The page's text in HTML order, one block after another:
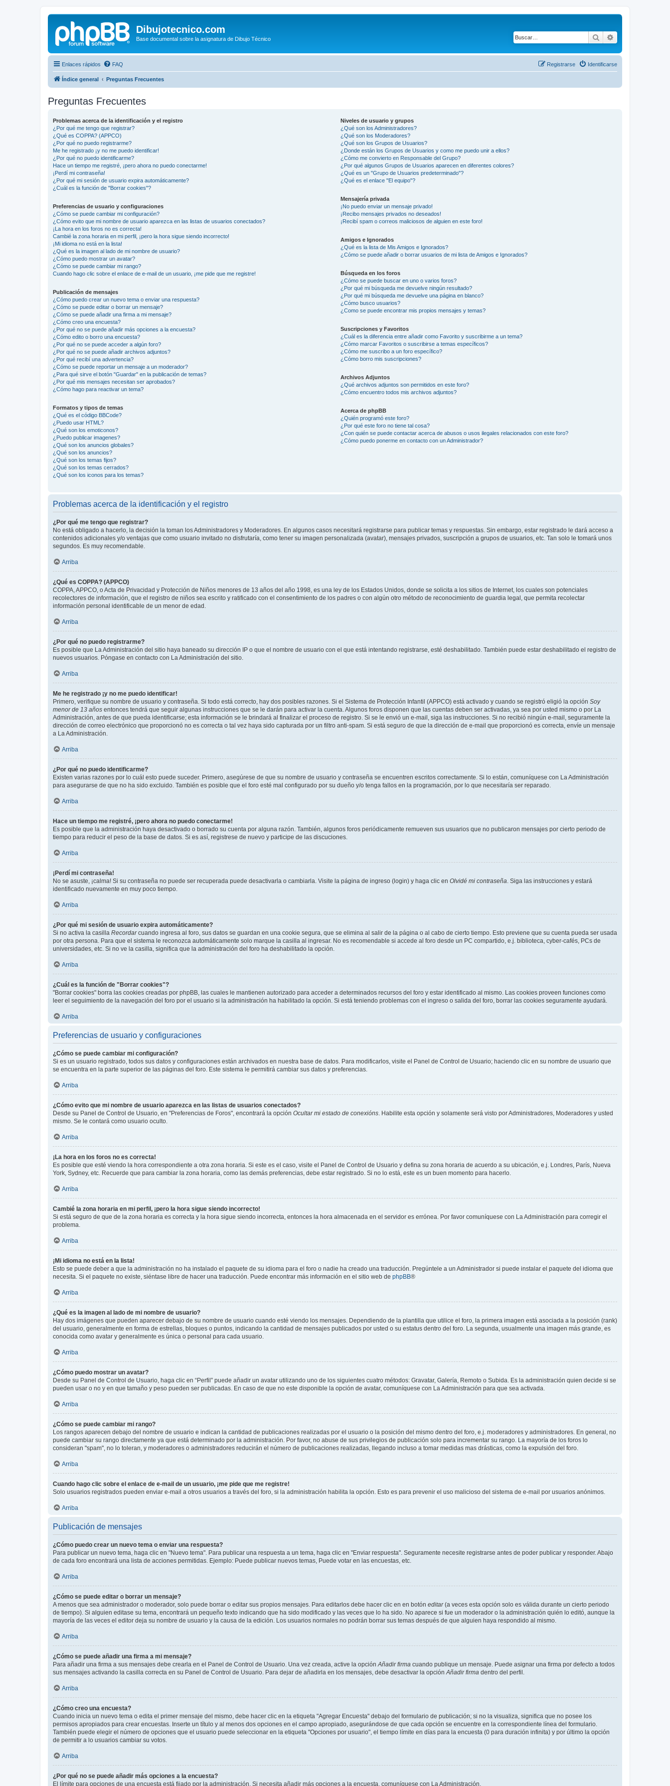
Dibujotecnico.com
Base documental sobre la asignatura de Dibujo Técnico Buscar
Enlaces rápidos FAQ Identificarse
Registrarse
Índice general Preguntas Frecuentes
Preguntas Frecuentes
Problemas acerca de la identificación y el registro
¿Por qué me tengo que registrar?
¿Qué es COPPA? (APPCO)
¿Por qué no puedo registrarme?
Me he registrado ¡y no me puedo identificar!
¿Por qué no puedo identificarme?
Hace un tiempo me registré, ¡pero ahora no puedo conectarme!
¡Perdí mi contraseña!
¿Por qué mi sesión de usuario expira automáticamente?
¿Cuál es la función de "Borrar cookies"?
Preferencias de usuario y configuraciones
¿Cómo se puede cambiar mi configuración?
¿Cómo evito que mi nombre de usuario aparezca en las listas de usuarios conectados?
¡La hora en los foros no es correcta!
Cambié la zona horaria en mi perfil, ¡pero la hora sigue siendo incorrecto!
¡Mi idioma no está en la lista!
¿Qué es la imagen al lado de mi nombre de usuario?
¿Cómo puedo mostrar un avatar?
¿Cómo se puede cambiar mi rango?
Cuando hago clic sobre el enlace de e-mail de un usuario, ¡me pide que me registre!
Publicación de mensajes
¿Cómo puedo crear un nuevo tema o enviar una respuesta?
¿Cómo se puede editar o borrar un mensaje?
¿Cómo se puede añadir una firma a mi mensaje?
¿Cómo creo una encuesta?
¿Por qué no se puede añadir más opciones a la encuesta?
¿Cómo edito o borro una encuesta?
¿Por qué no se puede acceder a algún foro?
¿Por qué no se puede añadir archivos adjuntos?
¿Por qué recibí una advertencia?
¿Cómo se puede reportar un mensaje a un moderador?
¿Para qué sirve el botón "Guardar" en la publicación de temas?
¿Por qué mis mensajes necesitan ser aprobados?
¿Cómo hago para reactivar un tema?
Formatos y tipos de temas
¿Qué es el código BBCode?
¿Puedo usar HTML?
¿Qué son los emoticonos?
¿Puedo publicar imagenes?
¿Qué son los anuncios globales?
¿Qué son los anuncios?
¿Qué son los temas fijos?
¿Qué son los temas cerrados?
¿Qué son los iconos para los temas?
Niveles de usuario y grupos
¿Qué son los Administradores?
¿Qué son los Moderadores?
¿Qué son los Grupos de Usuarios?
¿Donde están los Grupos de Usuarios y como me puedo unir a ellos?
¿Cómo me convierto en Responsable del Grupo?
¿Por qué algunos Grupos de Usuarios aparecen en diferentes colores?
¿Qué es un "Grupo de Usuarios predeterminado"?
¿Qué es el enlace "El equipo"?
Mensajería privada
¡No puedo enviar un mensaje privado!
¡Recibo mensajes privados no deseados!
¡Recibí spam o correos maliciosos de alguien en este foro!
Amigos e Ignorados
¿Qué es la lista de Mis Amigos e Ignorados?
¿Cómo se puede añadir o borrar usuarios de mi lista de Amigos e Ignorados?
Búsqueda en los foros
¿Cómo se puede buscar en uno o varios foros?
¿Por qué mi búsqueda me devuelve ningún resultado?
¿Por qué mi búsqueda me devuelve una página en blanco?
¿Cómo busco usuarios?
¿Como se puede encontrar mis propios mensajes y temas?
Suscripciones y Favoritos
¿Cuál es la diferencia entre añadir como Favorito y suscribirme a un tema?
¿Cómo marcar Favoritos o suscribirse a temas específicos?
¿Cómo me suscribo a un foro específico?
¿Cómo borro mis suscripciones?
Archivos Adjuntos
¿Qué archivos adjuntos son permitidos en este foro?
¿Cómo encuentro todos mis archivos adjuntos?
Acerca de phpBB
¿Quién programó este foro?
¿Por qué este foro no tiene tal cosa?
¿Con quién se puede contactar acerca de abusos o usos ilegales relacionados con este foro?
¿Cómo puedo ponerme en contacto con un Administrador?
Problemas acerca de la identificación y el registro
¿Por qué me tengo que registrar?
No está obligado a hacerlo, la decisión la toman los Administradores y Moderadores. En algunos casos necesitará registrarse para publicar temas y respuestas. Sin embargo, estar registrado le dará acceso a
contenidos adicionales y/o ventajas que como usuario invitado no disfrutaría, como tener su imagen personalizada (avatar), mensajes privados, suscripción a grupos de usuarios, etc. Tan solo le tomará unos
segundos. Es muy recomendable.
Arriba
¿Qué es COPPA? (APPCO)
COPPA, APPCO, o Acta de Privacidad y Protección de Niños menores de 13 años del año 1998, es una ley de los Estados Unidos, donde se solicita a los sitios de Internet, los cuales son potenciales
recolectores de información, que el registro de niños sea escrito y ratificado con el consentimiento de los padres o con algún otro método de reconocimiento de guardia legal, que permita recolectar
información personal identificable de un menor de edad.
Arriba
¿Por qué no puedo registrarme?
Es posible que La Administración del sitio haya baneado su dirección IP o que el nombre de usuario con el que está intentando registrarse, esté deshabilitado. También puede estar deshabilitado el registro de
nuevos usuarios. Póngase en contacto con La Administración del sitio.
Arriba
Me he registrado ¡y no me puedo identificar!
Primero, verifique su nombre de usuario y contraseña. Si todo está correcto, hay dos posibles razones. Si el Sistema de Protección Infantil (APPCO) está activado y cuando se registró eligió la opción Soy
menor de 13 años entonces tendrá que seguir algunas instrucciones que se le darán para activar la cuenta. Algunos foros disponen que las cuentas deben ser activadas, ya sea por usted mismo o por La
Administración, antes de que pueda identificarse; esta información se le brindará al finalizar el proceso de registro. Si se le envió un e-mail, siga las instrucciones. Si no recibió ningún e-mail, seguramente la
dirección de correo electrónico que proporcionó no es correcta o tal vez haya sido capturada por un filtro anti-spam. Si está seguro de que la dirección de e-mail que proporcionó es correcta, envíe un mensaje
a La Administración.
Arriba
¿Por qué no puedo identificarme?
Existen varias razones por lo cuál esto puede suceder. Primero, asegúrese de que su nombre de usuario y contraseña se encuentren escritos correctamente. Si lo están, comuníquese con La Administración
para asegurarse de que no ha sido excluido. También es posible que el foro esté mal configurado por su dueño y/o tenga fallos en la programación, por lo que necesitaría ser reparado.
Arriba
Hace un tiempo me registré, ¡pero ahora no puedo conectarme!
Es posible que la administración haya desactivado o borrado su cuenta por alguna razón. También, algunos foros periódicamente remueven sus usuarios que no publicaron mensajes por cierto periodo de
tiempo para reducir el peso de la base de datos. Si es así, registrese de nuevo y participe de las discuciones.
Arriba
¡Perdí mi contraseña!
No se asuste, ¡calma! Si su contraseña no puede ser recuperada puede desactivarla o cambiarla. Visite la página de ingreso (login) y haga clic en Olvidé mi contraseña . Siga las instrucciones y estará
identificado nuevamente en muy poco tiempo.
Arriba
¿Por qué mi sesión de usuario expira automáticamente?
Si no activa la casilla Recordarcuando ingresa al foro, sus datos se guardan en una cookie segura, que se elimina al salir de la página o al cabo de cierto tiempo. Esto previene que su cuenta pueda ser usada
por otra persona. Para que el sistema le reconozca automáticamente solo marque la casilla al ingresar. No es recomendable si accede al foro desde un PC compartido, e.j. biblioteca, cyber-cafés, PCs de
universidades, etc. Si no ve la casilla, significa que la administración del foro ha deshabilitado la opción.
Arriba
¿Cuál es la función de "Borrar cookies"?
"Borrar cookies" borra las cookies creadas por phpBB, las cuales le mantienen autorizado para acceder a determinados recursos del foro y estar identificado al mismo. Las cookies proveen funciones como
leer el seguimiento de la navegación del foro por el usuario si la administración ha habilitado la opción. Si está teniendo problemas con el ingreso o salida del foro, borrar las cookies seguramente ayudará.
Arriba
Preferencias de usuario y configuraciones
¿Cómo se puede cambiar mi configuración?
Si es un usuario registrado, todos sus datos y configuraciones están archivados en nuestra base de datos. Para modificarlos, visite el Panel de Control de Usuario; haciendo clic en su nombre de usuario que
se encuentra en la parte superior de las páginas del foro. Este sistema le permitirá cambiar sus datos y preferencias.
Arriba
¿Cómo evito que mi nombre de usuario aparezca en las listas de usuarios conectados?
Desde su Panel de Control de Usuario, en "Preferencias de Foros", encontrará la opción Ocultar mi estado de conexións . Habilite esta opción y solamente será visto por Administradores, Moderadores y usted
mismo. Se le contará como usuario oculto.
Arriba
¡La hora en los foros no es correcta!
Es posible que esté viendo la hora correspondiente a otra zona horaria. Si este es el caso, visite el Panel de Control de Usuario y defina su zona horaria de acuerdo a su ubicación, e.j. Londres, París, Nueva
York, Sydney, etc. Recuerde que para cambiar la zona horaria, como las demás preferencias, debe estar registrado. Si no lo está, este es un buen momento para hacerlo.
Arriba
Cambié la zona horaria en mi perfil, ¡pero la hora sigue siendo incorrecto!
Si está seguro de que de la zona horaria es correcta y la hora sigue siendo incorrecta, entonces la hora almacenada en el servidor es errónea. Por favor comuníquese con La Administración para corregir el
problema.
Arriba
¡Mi idioma no está en la lista!
Esto se puede deber a que la administración no ha instalado el paquete de su idioma para el foro o nadie ha creado una traducción. Pregúntele a un Administrador si puede instalar el paquete del idioma que
necesita. Si el paquete no existe, siéntase libre de hacer una traducción. Puede encontrar más información en el sitio web de phpBB®
Arriba
¿Qué es la imagen al lado de mi nombre de usuario?
Hay dos imágenes que pueden aparecer debajo de su nombre de usuario cuando esté viendo los mensajes. Dependiendo de la plantilla que utilice el foro, la primera imagen está asociada a la posición (rank)
del usuario, generalmente en forma de estrellas, bloques o puntos, indicando la cantidad de mensajes publicados por usted o su estatus dentro del foro. La segunda, usualmente una imagen más grande, es
conocida como avatar y generalmente es única o personal para cada usuario.
Arriba
¿Cómo puedo mostrar un avatar?
Desde su Panel de Control de Usuario, haga clic en “Perfil” puede añadir un avatar utilizando uno de los siguientes cuatro métodos: Gravatar, Galería, Remoto o Subida. Es la administración quien decide si se
pueden usar o no y en que tamaño y peso pueden ser publicadas. En caso de que no este disponible la opción de avatar, comuníquese con La Administración para que sea activada.
Arriba
¿Cómo se puede cambiar mi rango?
Los rangos aparecen debajo del nombre de usuario e indican la cantidad de publicaciones realizadas por el usuario o la posición del mismo dentro del foro, e.j. moderadores y administradores. En general, no
puede cambiar su rango directamente ya que está determinado por la administración. Por favor, no abuse de sus privilegios de publicación solo para incrementar su rango. La mayoría de los foros lo
consideran "spam", no lo toleran, y moderadores o administradores reducirán el número de publicaciones realizadas, llegando incluso a tomar medidas mas drásticas, como la expulsión del foro.
Arriba
Cuando hago clic sobre el enlace de e-mail de un usuario, ¡me pide que me registre!
Solo usuarios registrados pueden enviar e-mail a otros usuarios a través del foro, si la administración habilita la opción. Esto es para prevenir el uso malicioso del sistema de e-mail por usuarios anónimos.
Arriba
Publicación de mensajes
¿Cómo puedo crear un nuevo tema o enviar una respuesta?
Para publicar un nuevo tema, haga clic en "Nuevo tema". Para publicar una respuesta a un tema, haga clic en "Enviar respuesta". Seguramente necesite registrarse antes de poder publicar y responder. Abajo
de cada foro encontrará una lista de acciones permitidas. Ejemplo: Puede publicar nuevos temas, Puede votar en las encuestas, etc.
Arriba
¿Cómo se puede editar o borrar un mensaje?
A menos que sea administrador o moderador, solo puede borrar o editar sus propios mensajes. Para editarlos debe hacer clic en en botón editar(a veces esta opción solo es válida durante un cierto periodo
de tiempo). Si alguien editase su tema, encontrará un pequeño texto indicando que ha sido modificado y las veces que lo ha sido. No aparece si fue un moderador o la administración quién lo editó, aunque la
mayoría de las veces el editor deja su nombre de usuario y la causa de la edición. Los usuarios normales no podrán borrar sus temas después de que alguien haya respondido al mismo.
Arriba
¿Cómo se puede añadir una firma a mi mensaje?
Para añadir una firma a sus mensajes debe crearla en el Panel de Control de Usuario. Una vez creada, active la opción Añadir firma cuando publique un mensaje. Puede asignar una firma por defecto a todos
sus mensajes activando la casilla correcta en su Panel de Control de Usuario. Para dejar de añadirla en los mensajes, debe desactivar la opción Añadir firma dentro del perfil.
Arriba
¿Cómo creo una encuesta?
Cuando inicia un nuevo tema o edita el primer mensaje del mismo, debe hacer clic en la etiqueta "Agregar Encuesta" debajo del formulario de publicación; si no la visualiza, significa que no posee los
permisos apropiados para crear encuestas. Inserte un título y al menos dos opciones en el campo apropiado, asegurándose de que cada opción se encuentre en la correspondiente línea del formulario.
También puede elegir el número de opciones que el usuario puede seleccionar en la etiqueta "Opciones por usuario", el tiempo límite en días para la encuesta (0 para duración infinita) y por último la opción
de permitir a lo usuarios cambiar su votos.
Arriba
¿Por qué no se puede añadir más opciones a la encuesta?
El límite para opciones de una encuesta está fijado por la administración. Si necesita añadir más opciones a la encuesta, comuníquese con La Administración.